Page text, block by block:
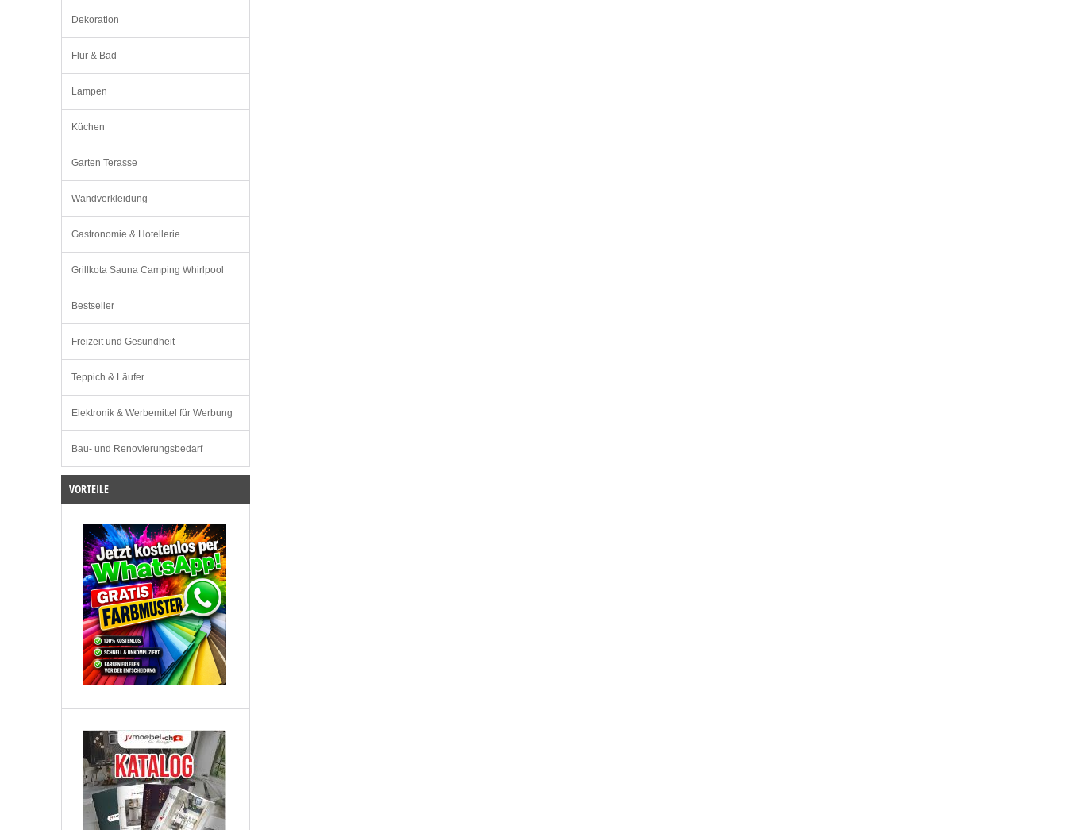
Dekoration
Flur & Bad
Lampen
Küchen
Garten Terasse
Wandverkleidung
Gastronomie & Hotellerie
Grillkota Sauna Camping Whirlpool
Bestseller
Freizeit und Gesundheit
Teppich & Läufer
Elektronik & Werbemittel für Werbung
Bau- und Renovierungsbedarf
VORTEILE